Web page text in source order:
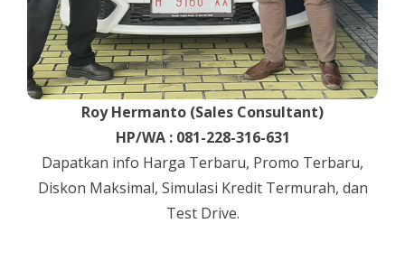
Roy Hermanto (Sales Consultant)
HP/WA : 081-228-316-631
Dapatkan info Harga Terbaru, Promo Terbaru,
Diskon Maksimal, Simulasi Kredit Termurah, dan
Test Drive.